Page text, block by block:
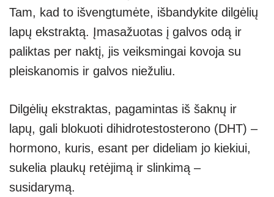
Tam, kad to išvengtumėte, išbandykite dilgėlių
lapų ekstraktą. Įmasažuotas į galvos odą ir
paliktas per naktį, jis veiksmingai kovoja su
pleiskanomis ir galvos niežuliu.
Dilgėlių ekstraktas, pagamintas iš šaknų ir
lapų, gali blokuoti dihidrotestosterono (DHT) –
hormono, kuris, esant per dideliam jo kiekiui,
sukelia plaukų retėjimą ir slinkimą –
susidarymą.